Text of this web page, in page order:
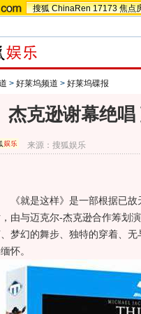
搜狐 ChinaRen 17173 焦点
> 好莱坞频道 > 好莱坞碟报
杰克逊谢幕绝
来源：搜狐娱乐
就是这样》是一部根据已故
，由与迈克尔-杰克逊合作筹划
梦幻的舞步、独特的穿着、
怀。